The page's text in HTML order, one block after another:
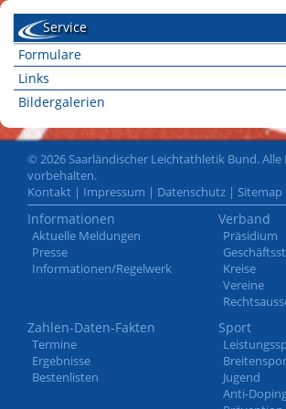
Service
Formulare
Links
Bildergalerien
© 2026 Saarländischer Leichtathletik Bund. Alle
vorbehalten.
Kontakt | Impressum | Datenschutz | Sitemap
Informationen
Aktuelle Meldungen
Presse
Informationen/Regelwerk
Verband
Präsidium
Kreise
Vereine
Zahlen-Daten-Fakten
Termine
Ergebnisse
Bestenlisten
Sport
Jugend
Anti-